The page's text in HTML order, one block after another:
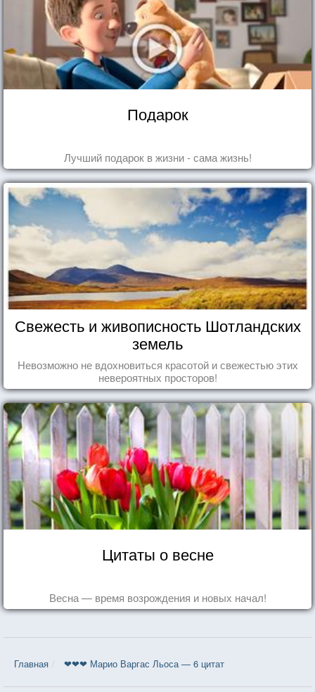
Подарок
Лучший подарок в жизни - сама жизнь!
Свежесть и живописность Шотландских
земель
Невозможно не вдохновиться красотой и свежестью этих
невероятных просторов!
Цитаты о весне
Весна — время возрождения и новых начал!
Главная ❤❤❤ Марио Варгас Льоса — 6 цитат